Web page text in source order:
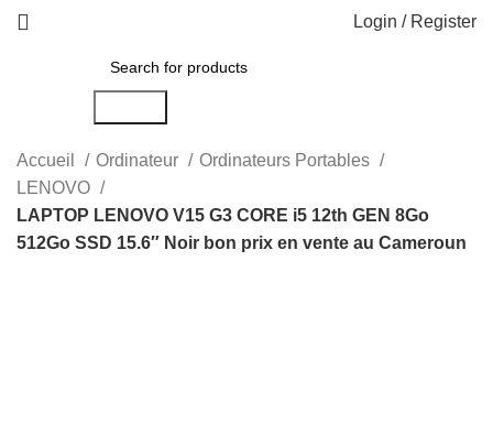
Login / Register
Accueil Ordinateur
Ordinateurs Portables
LENOVO
LAPTOP LENOVO V15 G3 CORE i5 12th GEN 8Go
512Go SSD 15.6″ Noir bon prix en vente au Cameroun